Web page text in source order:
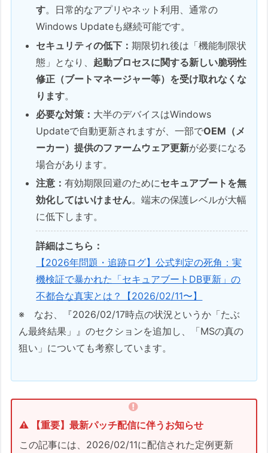
す。日常的なアプリやネット利用、通常の
Windows Updateも継続可能です。
セキュリティの低下：期限切れ後は「機能制限状
態」となり、 起動プロセスに関する新しい脆弱性
修正（ブートマネージャー等）を受け取れなくな
ります。
必要な対策： 大半のデバイスはWindows
Updateで自動更新されますが、一部でOEM（メ
ーカー）提供のファームウェア更新が必要になる
場合があります。
注意：有効期限回避のためにセキュアブートを無
効化してはいけません。端末の保護レベルが大幅
に低下します。
詳細はこちら：
【2026年問題・追跡ログ】公式判定の死角：実
機検証で暴かれた「セキュアブートDB更新」の
不都合な真実とは？【2026/02/11〜】
※ なお、『2026/02/17時点の状況というか「たぶ
ん最終結果」』のセクションを追加し、「MSの真の
狙い」についても考察しています。
⚠️ 【重要】最新パッチ配信に伴うお知らせ
この記事には、2026/02/11に配信された定例更新